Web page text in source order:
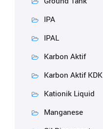
IPA
IPAL
Karbon Aktif
Karbon Aktif KDK
Kationik Liquid
Manganese